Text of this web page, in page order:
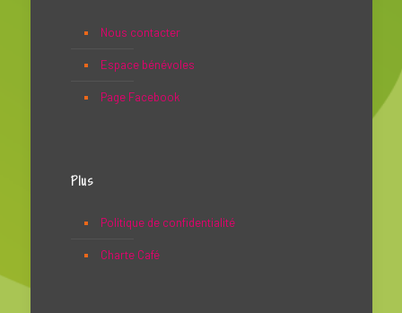
Nous contacter
Espace bénévoles
Page Facebook
Plus
Politique de confidentialité
Charte Café